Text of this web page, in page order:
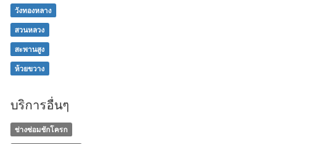
วังทองหลาง
สวนหลวง
สะพานสูง
ห้วยขวาง
บริการอื่นๆ
ช่างซ่อมชักโครก